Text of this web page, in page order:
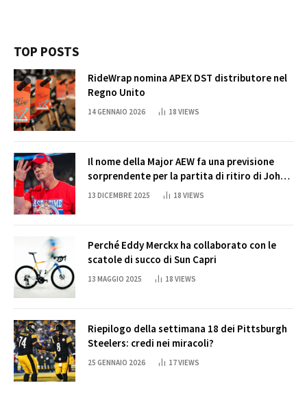
TOP POSTS
RideWrap nomina APEX DST distributore nel
Regno Unito
14 GENNAIO 2026 18 VIEWS
Il nome della Major AEW fa una previsione
sorprendente per la partita di ritiro di John
Cena
13 DICEMBRE 2025 18 VIEWS
Perché Eddy Merckx ha collaborato con le
scatole di succo di Sun Capri
13 MAGGIO 2025 18 VIEWS
Riepilogo della settimana 18 dei Pittsburgh
Steelers: credi nei miracoli?
25 GENNAIO 2026 17VIEWS